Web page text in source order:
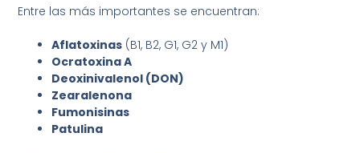
Entre las más importantes se encuentran:
Aflatoxinas (B1, B2, G1, G2 y M1)
Ocratoxina A
Deoxinivalenol (DON)
Zearalenona
Fumonisinas
Patulina